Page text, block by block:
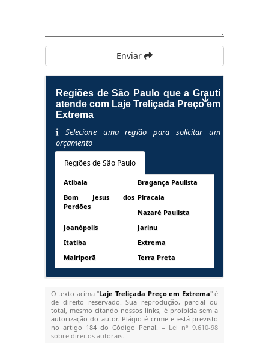
Enviar
Regiões de São Paulo que a Grauti
atende com Laje Treliçada Preço em
Extrema
Selecione uma região para solicitar um
orçamento
Regiões de São Paulo
Atibaia
Bragança Paulista
Bom Jesus dos
Perdões
Piracaia
Nazaré Paulista
Joanópolis
Jarinu
Itatiba
Extrema
Mairiporã
Terra Preta
O texto acima "Laje Treliçada Preço em Extrema" é
de direito reservado. Sua reprodução, parcial ou
total, mesmo citando nossos links, é proibida sem a
autorização do autor. Plágio é crime e está previsto
no artigo 184 do Código Penal. – Lei n° 9.610-98
sobre direitos autorais.